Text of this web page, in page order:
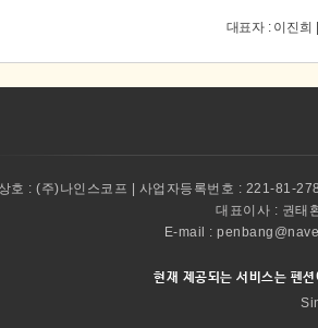
대표자 : 이진희
호 : (주)나인스코프 | 사업자등록번호 : 221-81-
대표이사 : 권태
E-mail :
현재 제공되는 서비스는 펜